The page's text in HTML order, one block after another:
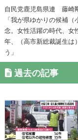
自民党鹿児島県連 藤崎
「我が県ゆかりの候補
念。女性活躍の時代、女
年、（高市新総裁誕生は
う」
過去の記事